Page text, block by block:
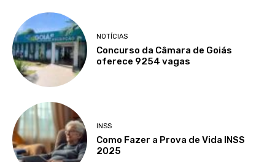
NOTÍCIAS
Concurso da Câmara de Goiás
oferece 9254 vagas
INSS
Como Fazer a Prova de Vida INSS
2025